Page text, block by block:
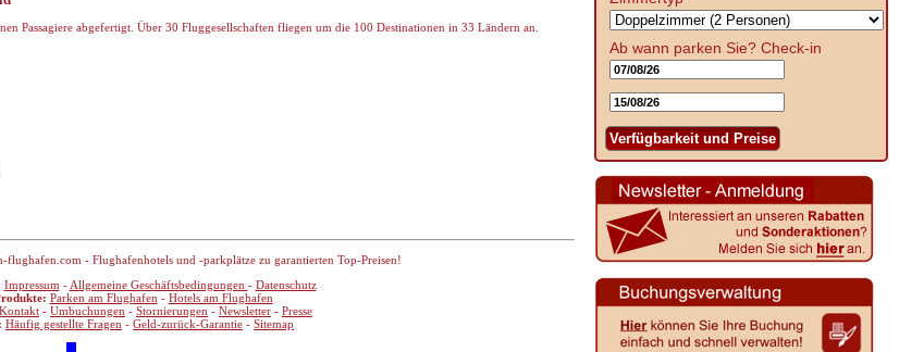
Passagiere abgefertigt. Über 30 Fluggesellschaften fliegen um die 100 Destinationen in 33 Ländern an.
- Flughafenhotels und -parkplätze zu garantierten Top-Preisen!
Impressum - Allgemeine Geschäftsbedingungen - Datenschutz
Parken am Flughafen - Hotels am Flughafen
Kontakt - Umbuchungen - Stornierungen - Newsletter - Presse
Häufig gestellte Fragen - Geld-zurück-Garantie - Sitemap
Ab wann parken Sie? Check-in
Verfügbarkeit und Preise